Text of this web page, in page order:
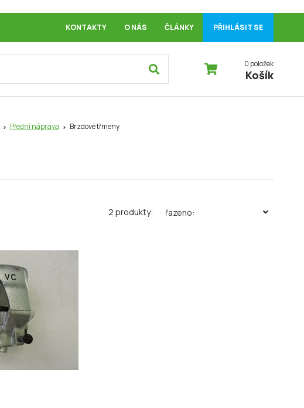
KONTAKTY O NÁS ČLÁNKY PŘIHLÁSIT SE
0 položek
Košík
Přední náprava Brzdové třmeny
2 produkty: řazeno: